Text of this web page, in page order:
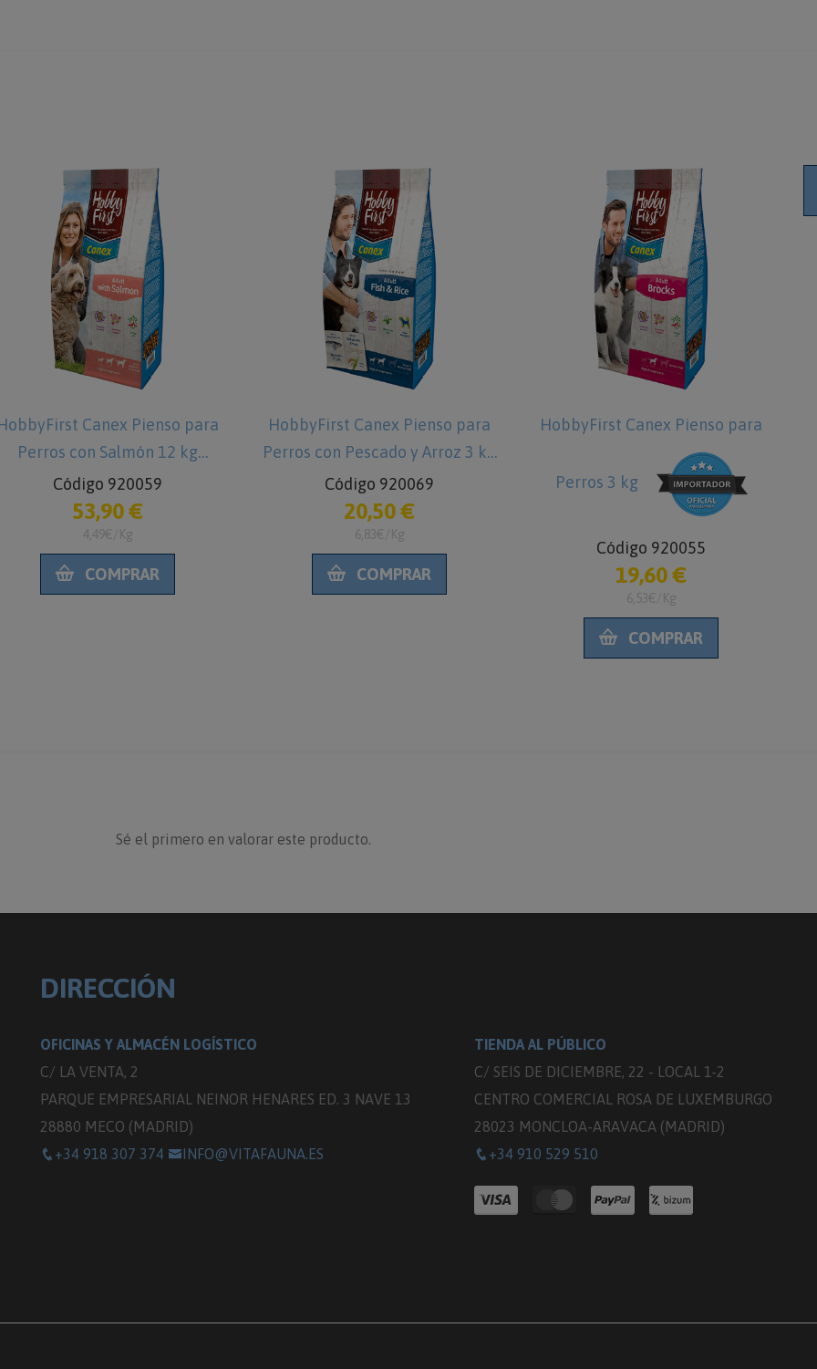
Canex Pienso para
Perros con Salmón 12 kg
Código 920059
53,90 €
4,49€/Kg
COMPRAR
HobbyFirst Canex Pienso para
Perros con Pescado y Arroz 3 kg
Código 920069
20,50 €
6,83€/Kg
COMPRAR
HobbyFirst Canex Pienso para
Perros 3 kg
Código 920055
19,60 €
6,53€/Kg
COMPRAR
Sé el primero en valorar este producto.
DIRECCIÓN
OFICINAS Y ALMACÉN LOGÍSTICO
C/ LA VENTA, 2
PARQUE EMPRESARIAL NEINOR HENARES ED. 3 NAVE 13
28880 MECO (MADRID)
+34 918 307 374
INFO@VITAFAUNA.ES
TIENDA AL PÚBLICO
C/ SEIS DE DICIEMBRE, 22 - LOCAL 1-2
CENTRO COMERCIAL ROSA DE LUXEMBURGO
28023 MONCLOA-ARAVACA (MADRID)
+34 910 529 510